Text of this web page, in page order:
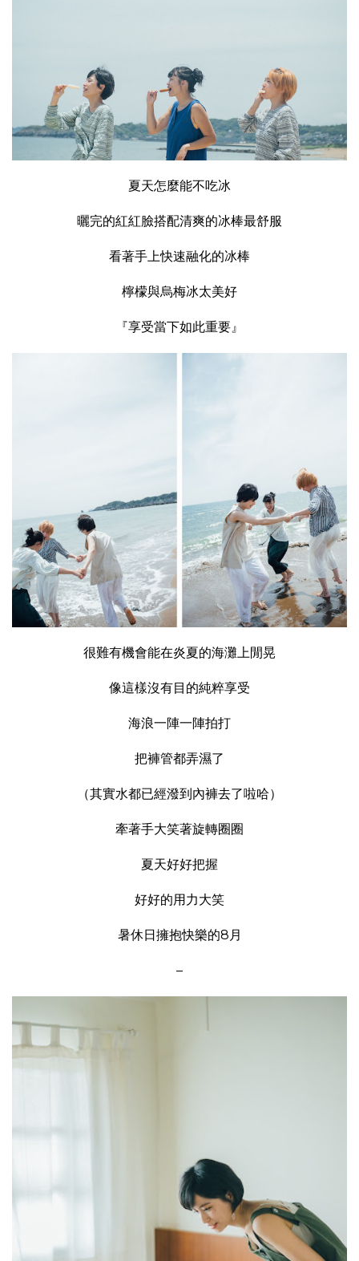
夏天怎麼能不吃冰
曬完的紅紅臉搭配清爽的冰棒最舒服
看著手上快速融化的冰棒
檸檬與烏梅冰太美好
『享受當下如此重要』
很難有機會能在炎夏的海灘上閒晃
像這樣沒有目的純粹享受
海浪一陣一陣拍打
把褲管都弄濕了
（其實水都已經潑到內褲去了啦哈）
牽著手大笑著旋轉圈圈
夏天好好把握
好好的用力大笑
暑休日擁抱快樂的8月
–